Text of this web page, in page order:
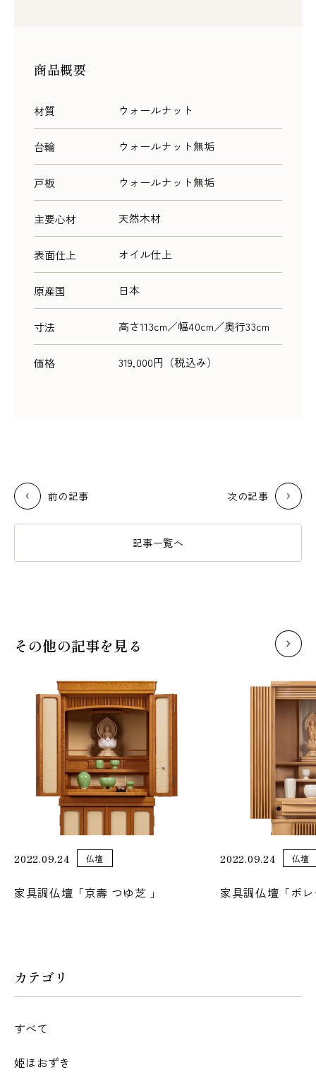
商品概要
材質 ウォールナット
台輪 ウォールナット無垢
戸板 ウォールナット無垢
主要心材 天然木材
表面仕上 オイル仕上
原産国 日本
寸法 高さ113cm／幅40cm／奥行33cm
価格 319,000円（税込み）
前の記事 次の記事
記事一覧へ
その他の記事を見る
2022.09.24 仏壇
家具調仏壇「京壽 つゆ芝 」
2022.09.24 仏壇
家具調仏壇「ポ
カテゴリ
すべて
姫ほおずき